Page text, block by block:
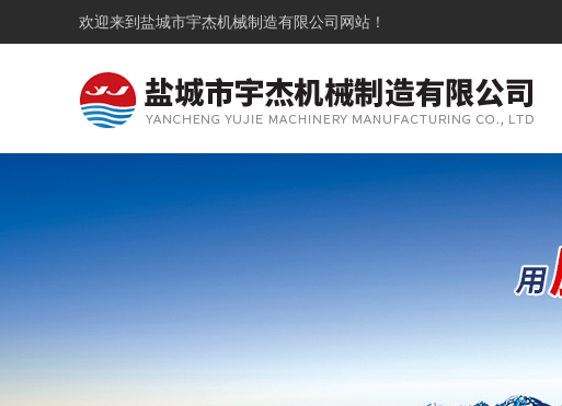
欢迎来到 盐城市宇杰机械制造有限公司 网站！